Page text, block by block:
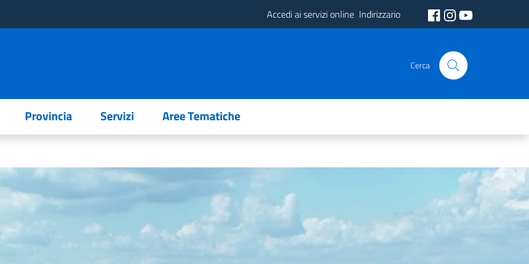
Accedi ai servizi online Indirizzario
Cerca
Provincia Servizi Aree Tematiche